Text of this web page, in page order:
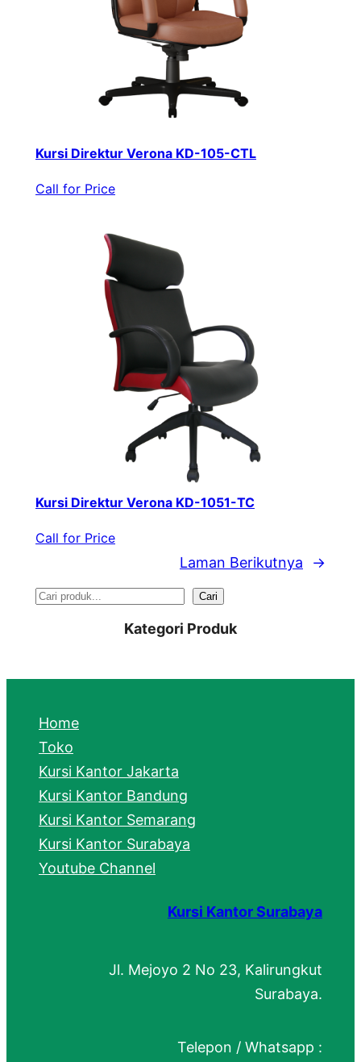
Kursi Direktur Verona KD-105-CTL
Call for Price
Kursi Direktur Verona KD-1051-TC
Call for Price
Laman Berikutnya →
S
r
h
Cari
Kategori Produk
Home
Toko
Kursi Kantor Jakarta
Kursi Kantor Bandung
Kursi Kantor Semarang
Kursi Kantor Surabaya
Youtube Channel
Kursi Kantor Surabaya
Jl. Mejoyo 2 No 23, Kalirungkut
Surabaya.
Telepon / Whatsapp :